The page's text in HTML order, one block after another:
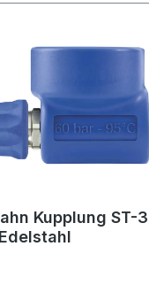
Kupplung ST-